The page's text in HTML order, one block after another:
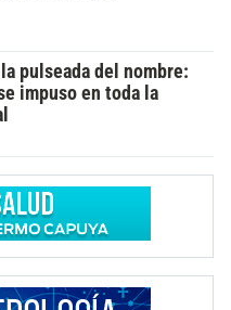
pulseada del nombre:
impuso en toda la